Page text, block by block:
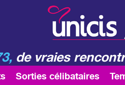
de vraies
Sorties célibataires